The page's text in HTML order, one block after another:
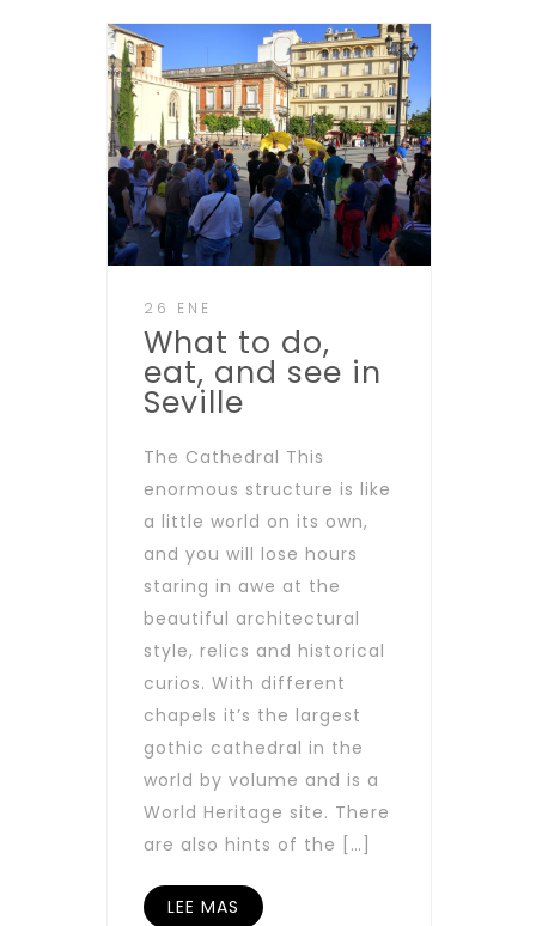
26 ENE
What to do,
eat, and see in
Seville
The Cathedral This
enormous structure is like
a little world on its own,
and you will lose hours
staring in awe at the
beautiful architectural
style, relics and historical
curios. With different
chapels it’s the largest
gothic cathedral in the
world by volume and is a
World Heritage site. There
are also hints of the […]
LEE MAS